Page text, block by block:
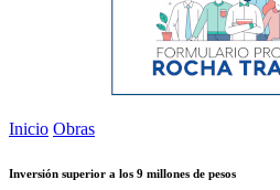
Inicio Obras
Inversión superior a los 9 millones de pesos